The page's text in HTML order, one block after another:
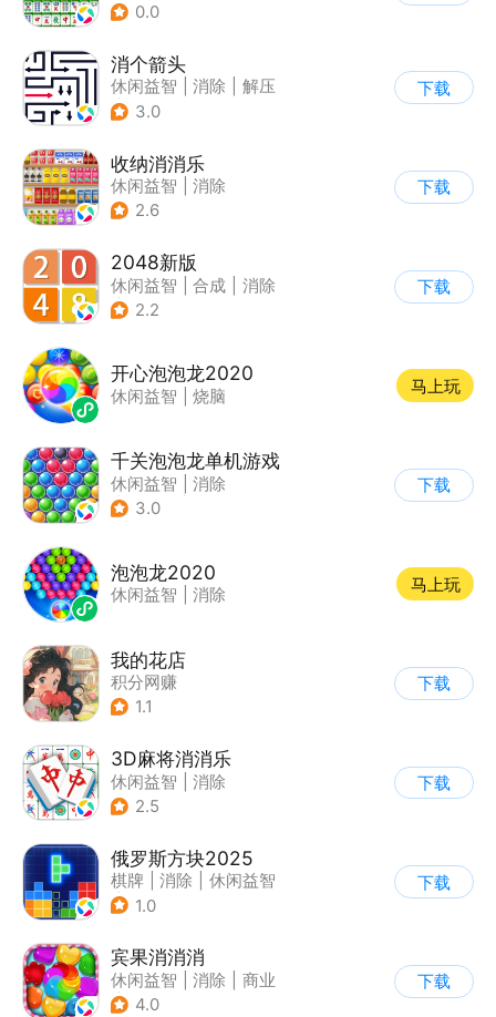
0.0
消个箭头
休闲益智 消除
解压
| 清新
3.0
下载
收纳消消乐
休闲益智
消除
2.6
下载
2048新版
休闲益智 合成
消除
| 2048
2.2
下载
开心泡泡龙2020
休闲益智 烧脑
马上玩
千关泡泡龙单机游戏
休闲益智
消除
| 泡泡龙
3.0
下载
泡泡龙2020
休闲益智 消除
马上玩
我的花店
积分网赚
1.1
下载
3D麻将消消乐
休闲益智
消除
2.5
下载
俄罗斯方块2025
棋牌 消除
休闲益智
| 俄罗斯方块
1.0
下载
宾果消消消
休闲益智 消除
商业
| 宾果消消消
4.0
下载